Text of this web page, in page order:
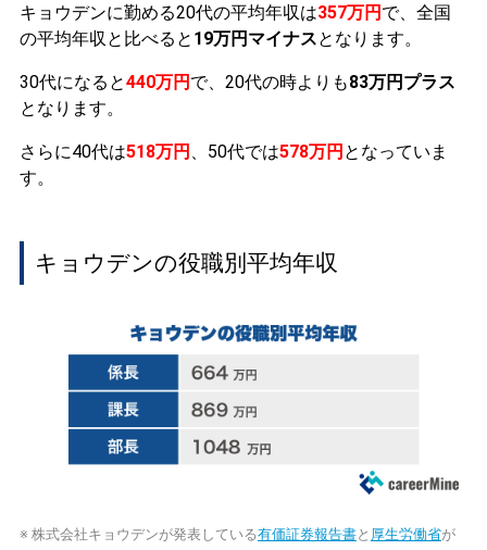
キョウデンに勤める20代の平均年収は357万円 で、全国
の平均年収と比べると 19万円マイナスとなります。
30代になると440万円 で、20代の時よりも83万円プラス
となります。
さらに40代は518万円 、50代では578万円 となっていま
す。
キョウデンの役職別平均年収
※ 株式会社キョウデンが発表している有価証券報告書と 厚生労働省が